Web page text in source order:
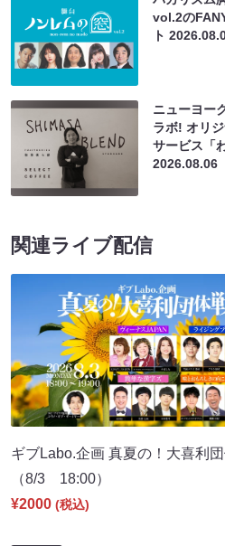
vol.2の
ト
ニューヨー
ラボ! オリ
サービス「
2026.08.06
関連ライブ配信
ギブLabo.企画 真夏の！大喜利
（8/3 18:00）
¥2000 (税込)